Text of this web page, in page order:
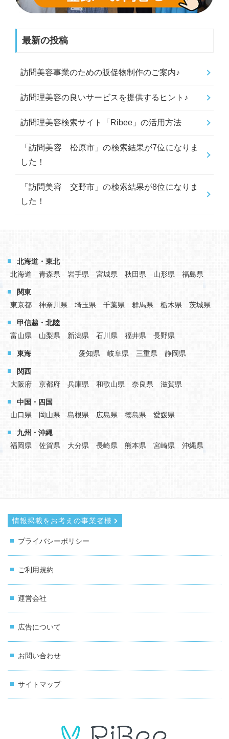
最新の投稿
訪問美容事業のための販促物制作のご案内♪
訪問理美容の良いサービスを提供するヒント♪
訪問理美容検索サイト「Ribee」の活用方法
「訪問美容 松原市」の検索結果が7位になりま
した！
「訪問美容 交野市」の検索結果が8位になりま
した！
北海道・東北
北海道
青森県 岩手県 宮城県 秋田県 山形県 福島県
関東
東京都
神奈川県 埼玉県 千葉県 群馬県 栃木県 茨城県
甲信越・北陸
富山県
山梨県 新潟県 石川県 福井県 長野県
東海 愛知県 岐阜県 三重県 静岡県
関西
大阪府
京都府 兵庫県 和歌山県 奈良県 滋賀県
中国・四国
山口県
岡山県 島根県 広島県 徳島県 愛媛県
九州・沖縄
福岡県
佐賀県 大分県 長崎県 熊本県 宮崎県 沖縄県
情報掲載をお考えの事業者様
プライバシーポリシー
ご利用規約
運営会社
広告について
お問い合わせ
サイトマップ